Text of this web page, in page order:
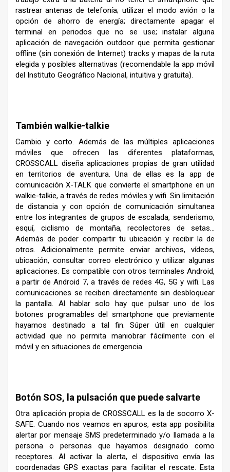
rastrear antenas de telefonía; utilizar el modo avión o la
opción de ahorro de energía; directamente apagar el
terminal en periodos que no se use; instalar alguna
aplicación de navegación outdoor que permita gestionar
offline (sin conexión de Internet) tracks y mapas de la ruta
elegida y posibles alternativas (recomendable la app móvil
del Instituto Geográfico Nacional, intuitiva y gratuita).
También walkie-talkie
Cambio y corto. Además de las múltiples aplicaciones
móviles que ofrecen las diferentes plataformas,
CROSSCALL diseña aplicaciones propias de gran utilidad
en territorios de aventura. Una de ellas es la app de
comunicación X-TALK que convierte el smartphone en un
walkie-talkie, a través de redes móviles y wifi. Sin limitación
de distancia y con opción de comunicación simultanea
entre los integrantes de grupos de escalada, senderismo,
esquí, ciclismo de montaña, recolectores de setas…
Además de poder compartir tu ubicación y recibir la de
otros. Adicionalmente permite enviar archivos, vídeos,
ubicación, consultar correo electrónico y utilizar algunas
aplicaciones. Es compatible con otros terminales Android,
a partir de Android 7, a través de redes 4G, 5G y wifi. Las
comunicaciones se reciben directamente sin desbloquear
la pantalla. Al hablar solo hay que pulsar uno de los
botones programables del smartphone que previamente
hayamos destinado a tal fin. Súper útil en cualquier
actividad que no permita maniobrar fácilmente con el
móvil y en situaciones de emergencia.
Botón SOS, la pulsación que puede salvarte
Otra aplicación propia de CROSSCALL es la de socorro X-
SAFE. Cuando nos veamos en apuros, esta app posibilita
alertar por mensaje SMS predeterminado y/o llamada a la
persona o personas que hayamos designado como
receptores. Al activar la alerta, el dispositivo envía las
coordenadas GPS exactas para facilitar el rescate. Esta